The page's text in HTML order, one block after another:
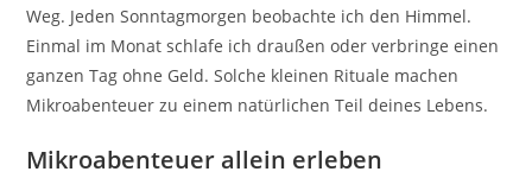
Weg. Jeden Sonntagmorgen beobachte ich den Himmel.
Einmal im Monat schlafe ich draußen oder verbringe einen
ganzen Tag ohne Geld. Solche kleinen Rituale machen
Mikroabenteuer zu einem natürlichen Teil deines Lebens.
Mikroabenteuer allein erleben